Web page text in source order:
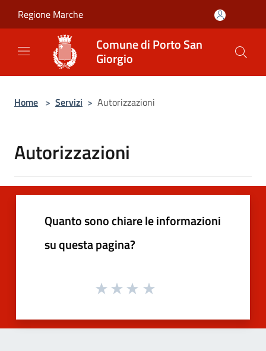
Regione Marche
Comune di Porto San
Giorgio
Home > Servizi > Autorizzazioni
Autorizzazioni
Quanto sono chiare le informazioni
su questa pagina?